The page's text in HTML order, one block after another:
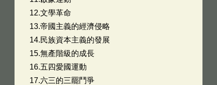
12.文學革命
13.帝國主義的經濟侵略
14.民族資本主義的發展
15.無產階級的成長
16.五四愛國運動
17.六三的三罷鬥爭